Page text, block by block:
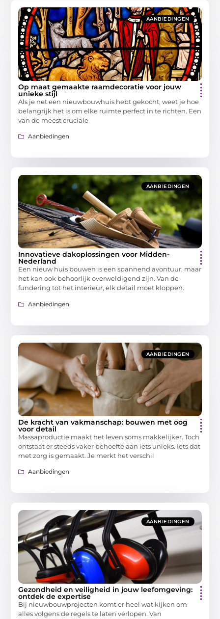
AANBIEDINGEN
Op maat gemaakte raamdecoratie voor jouw
unieke stijl
Als je net een nieuwbouwhuis hebt gekocht, weet je hoe
belangrijk het is om elke ruimte perfect in te richten. Een
van de meest cruciale
Aanbiedingen
AANBIEDINGEN
Innovatieve dakoplossingen voor Midden-
Nederland
Een nieuw huis bouwen is een spannend avontuur, maar
het kan ook behoorlijk overweldigend zijn. Van de
fundering tot het interieur, elk detail moet kloppen.
Aanbiedingen
AANBIEDINGEN
De kracht van vakmanschap: bouwen met oog
voor detail
Massaproductie maakt het leven soms makkelijker. Toch
ontstaat er steeds vaker behoefte aan iets unieks. Iets dat
met zorg is gemaakt. Je merkt het verschil
Aanbiedingen
AANBIEDINGEN
Gezondheid en veiligheid in jouw leefomgeving:
ontdek de expertise
Bij nieuwbouwprojecten komt er heel wat kijken om
alles volgens de regels te laten verlopen. Van